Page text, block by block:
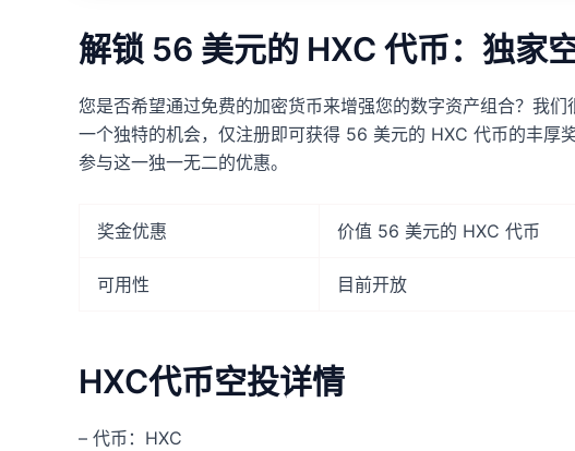
解锁 56 美元的 HXC 代币：独家
您是否希望通过免费的加密货币来增强您的数字资产组合？我
一个独特的机会，仅注册即可获得 56 美元的 HXC 代币的丰厚
参与这一独一无二的优惠。
奖金优惠 价值 56 美元的 HXC 代币
可用性 目前开放
HXC代币空投详情
– 代币：HXC